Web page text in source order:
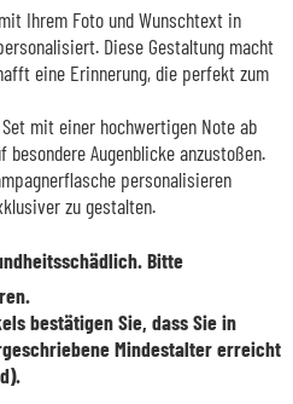
Ihrem Foto und Wunschtext in
Diese Gestaltung macht
eine Erinnerung, die perfekt zum
mit einer hochwertigen Note ab
Augenblicke anzustoßen.
personalisieren
zu gestalten.
Bitte
bestätigen Sie, dass Sie in
Mindestalter erreicht